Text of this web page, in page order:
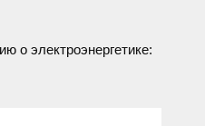
о электроэнергетике: